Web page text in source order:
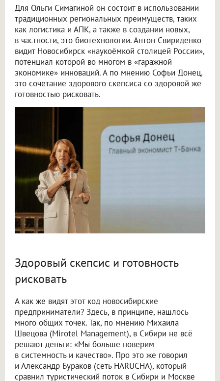
Для Ольги Симагиной он состоит в использовании
традиционных региональных преимуществ, таких
как логистика и АПК, а также в создании новых,
в частности, это биотехнологии. Антон Свириденко
видит Новосибирск «наукоёмкой столицей России»,
потенциал которой во многом в «гаражной
экономике» инноваций. А по мнению Софьи Донец,
это сочетание здорового скепсиса со здоровой же
готовностью рисковать.
Здоровый скепсис и готовность
рисковать
А как же видят этот код новосибирские
предприниматели? Здесь, в принципе, нашлось
много общих точек. Так, по мнению Михаила
Швецова (Mirotel Management), в Сибири не всё
решают деньги: «Мы больше поверим
в системность и качество». Про это же говорил
и Александр Бураков (сеть HARUCHA), который
сравнил туристический поток в Сибири и Москве